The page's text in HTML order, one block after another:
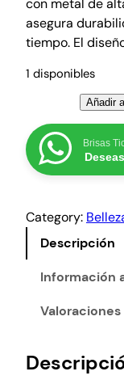
i
g
i
n
a
l
e
r
a
₡
5
0
con metal de
asegura
tiempo. El
1 disponibles
d
e
s
r
a
m
Añadir
Brisas
Category:
Descripción
Información
Valoraciones